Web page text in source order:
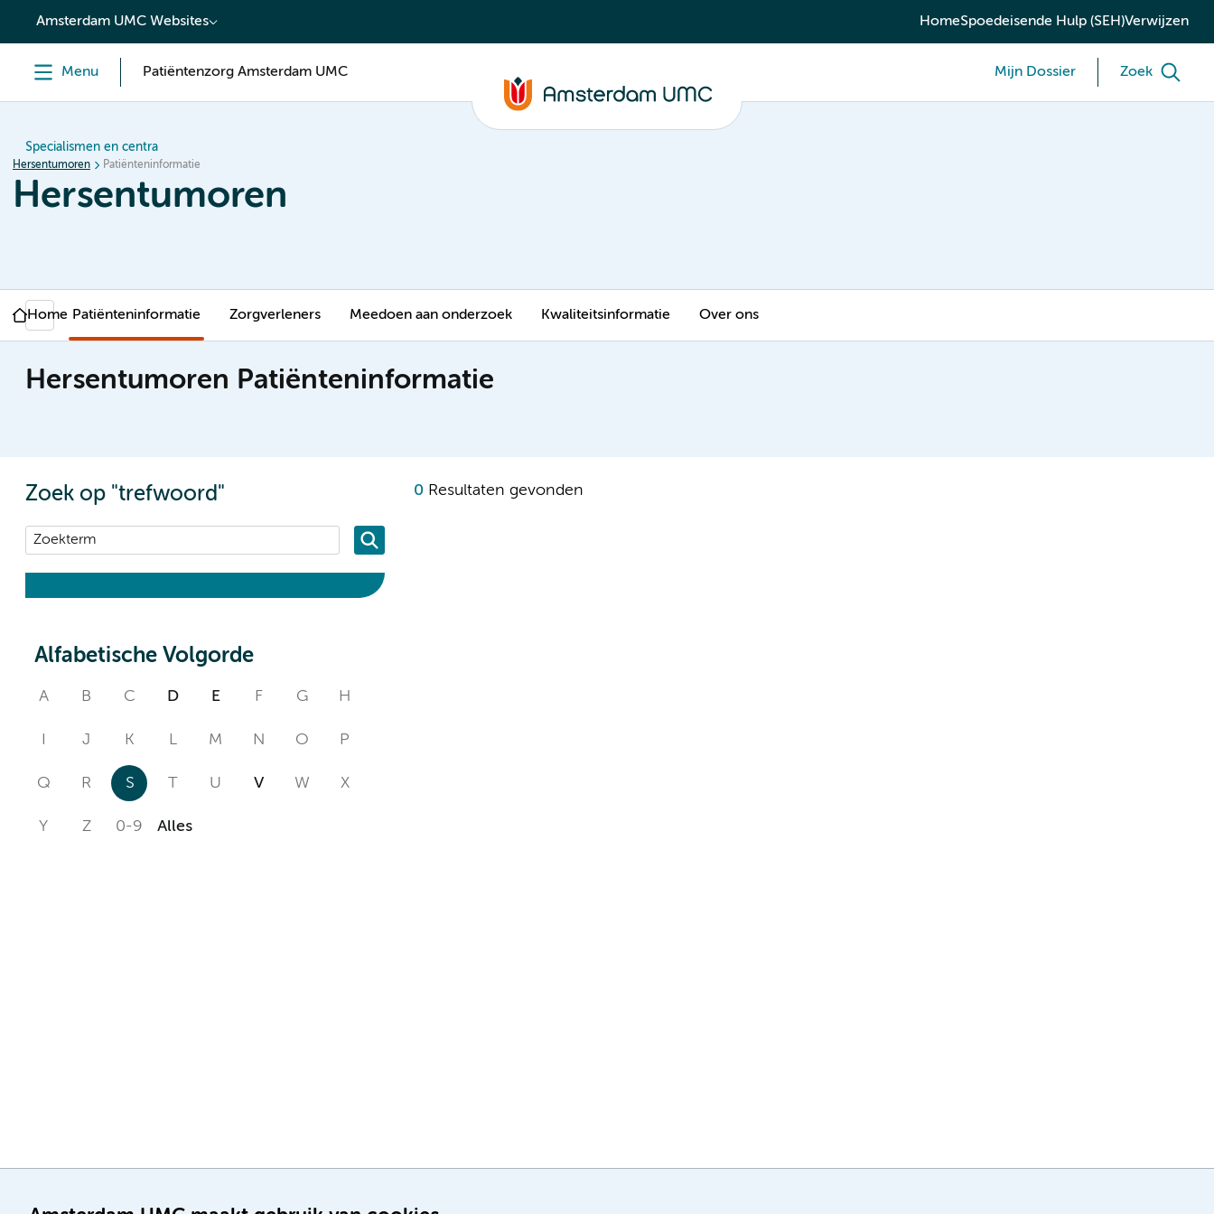
content
Amsterdam UMC Websites HomeSpoedeisende Hulp (SEH)Verwijzen
Menu Patiëntenzorg Amsterdam UMC Mijn Dossier Zoek
Specialismen en centra
Hersentumoren Patiënteninformatie
Hersentumoren
Home Patiënteninformatie Zorgverleners Meedoen aan onderzoek Kwaliteitsinformatie Over ons
Hersentumoren Patiënteninformatie
Zoek op "trefwoord"
Alfabetische Volgorde
A B C D E F G H
J K L M N O P
Q R S T U V W X
Y Z 0-9 Alles
0 Resultaten gevonden